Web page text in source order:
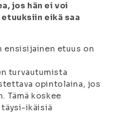
jos hän ei voi
eikä saa
ensisijainen etuus on
turvautumista
opintolaina, jos
Tämä koskee
ikäisiä